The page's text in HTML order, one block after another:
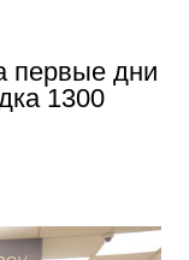
первые дни
1300